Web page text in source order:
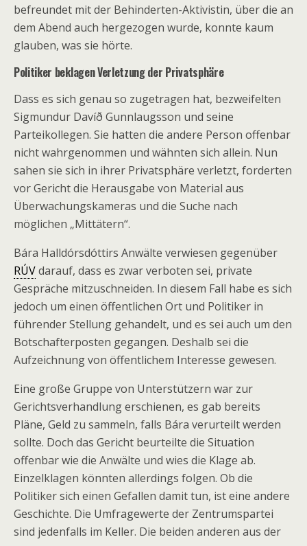
befreundet mit der Behinderten-Aktivistin, über die an
dem Abend auch hergezogen wurde, konnte kaum
glauben, was sie hörte.
Politiker beklagen Verletzung der Privatsphäre
Dass es sich genau so zugetragen hat, bezweifelten
Sigmundur Davíð Gunnlaugsson und seine
Parteikollegen. Sie hatten die andere Person offenbar
nicht wahrgenommen und wähnten sich allein. Nun
sahen sie sich in ihrer Privatsphäre verletzt, forderten
vor Gericht die Herausgabe von Material aus
Überwachungskameras und die Suche nach
möglichen „Mittätern“.
Bára Halldórsdóttirs Anwälte verwiesen gegenüber
RÚVdarauf, dass es zwar verboten sei, private
Gespräche mitzuschneiden. In diesem Fall habe es sich
jedoch um einen öffentlichen Ort und Politiker in
führender Stellung gehandelt, und es sei auch um den
Botschafterposten gegangen. Deshalb sei die
Aufzeichnung von öffentlichem Interesse gewesen.
Eine große Gruppe von Unterstützern war zur
Gerichtsverhandlung erschienen, es gab bereits
Pläne, Geld zu sammeln, falls Bára verurteilt werden
sollte. Doch das Gericht beurteilte die Situation
offenbar wie die Anwälte und wies die Klage ab.
Einzelklagen könnten allerdings folgen. Ob die
Politiker sich einen Gefallen damit tun, ist eine andere
Geschichte. Die Umfragewerte der Zentrumspartei
sind jedenfalls im Keller. Die beiden anderen aus der